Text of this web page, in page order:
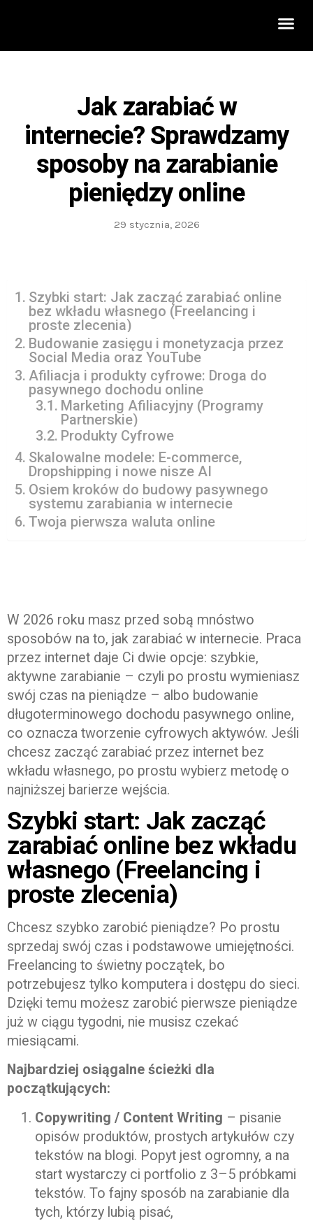
Jak zarabiać w
internecie? Sprawdzamy
sposoby na zarabianie
pieniędzy online
29 stycznia, 2026
Szybki start: Jak zacząć zarabiać online
bez wkładu własnego (Freelancing i
proste zlecenia)
Budowanie zasięgu i monetyzacja przez
Social Media oraz YouTube
Afiliacja i produkty cyfrowe: Droga do
pasywnego dochodu online
Marketing Afiliacyjny (Programy
Partnerskie)
Produkty Cyfrowe
Skalowalne modele: E-commerce,
Dropshipping i nowe nisze AI
Osiem kroków do budowy pasywnego
systemu zarabiania w internecie
Twoja pierwsza waluta online
W 2026 roku masz przed sobą mnóstwo
sposobów na to, jak zarabiać w internecie. Praca
przez internet daje Ci dwie opcje: szybkie,
aktywne zarabianie – czyli po prostu wymieniasz
swój czas na pieniądze – albo budowanie
długoterminowego dochodu pasywnego online,
co oznacza tworzenie cyfrowych aktywów. Jeśli
chcesz zacząć zarabiać przez internet bez
wkładu własnego, po prostu wybierz metodę o
najniższej barierze wejścia.
Szybki start: Jak zacząć
zarabiać online bez wkładu
własnego (Freelancing i
proste zlecenia)
Chcesz szybko zarobić pieniądze? Po prostu
sprzedaj swój czas i podstawowe umiejętności.
Freelancing to świetny początek, bo
potrzebujesz tylko komputera i dostępu do sieci.
Dzięki temu możesz zarobić pierwsze pieniądze
już w ciągu tygodni, nie musisz czekać
miesiącami.
Najbardziej osiągalne ścieżki dla
początkujących:
Copywriting / Content Writing – pisanie
opisów produktów, prostych artykułów czy
tekstów na blogi. Popyt jest ogromny, a na
start wystarczy ci portfolio z 3–5 próbkami
tekstów. To fajny sposób na zarabianie dla
tych, którzy lubią pisać,